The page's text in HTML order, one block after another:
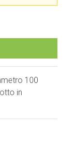
100
in